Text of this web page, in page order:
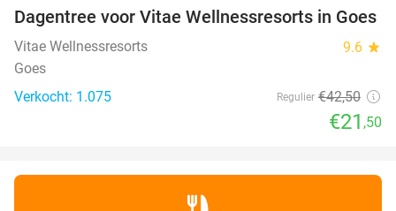
49%
Dagentree voor Vitae Wellnessresorts in Goes
Vitae Wellnessresorts 9.6 star
Goes
Verkocht: 1.075
Regulier €42,50
€21 ,50